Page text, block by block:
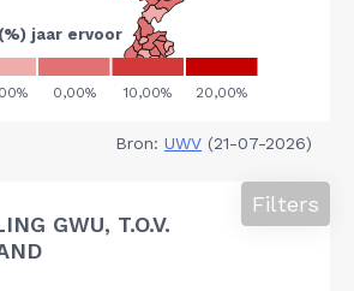
Bron: UWV (21-07-2026)
GWU, T.O.V.
Filters